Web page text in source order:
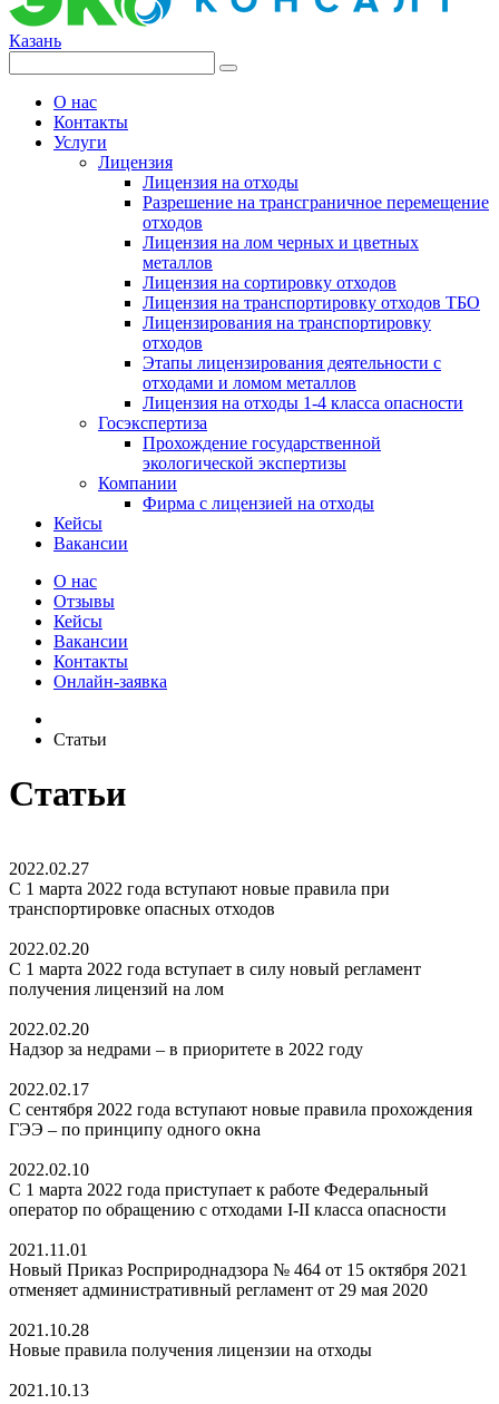
Казань
О нас
Контакты
Услуги
Лицензия
Лицензия на отходы
Разрешение на трансграничное перемещение
отходов
Лицензия на лом черных и цветных
металлов
Лицензия на сортировку отходов
Лицензия на транспортировку отходов ТБО
Лицензирования на транспортировку
отходов
Этапы лицензирования деятельности с
отходами и ломом металлов
Лицензия на отходы 1-4 класса опасности
Госэкспертиза
Прохождение государственной
экологической экспертизы
Компании
Фирма с лицензией на отходы
Кейсы
Вакансии
О нас
Отзывы
Кейсы
Вакансии
Контакты
Онлайн-заявка
Статьи
Статьи
2022.02.27
С 1 марта 2022 года вступают новые правила при
транспортировке опасных отходов
2022.02.20
С 1 марта 2022 года вступает в силу новый регламент
получения лицензий на лом
2022.02.20
Надзор за недрами – в приоритете в 2022 году
2022.02.17
С сентября 2022 года вступают новые правила прохождения
ГЭЭ – по принципу одного окна
2022.02.10
С 1 марта 2022 года приступает к работе Федеральный
оператор по обращению с отходами I-II класса опасности
2021.11.01
Новый Приказ Росприроднадзора № 464 от 15 октября 2021
отменяет административный регламент от 29 мая 2020
2021.10.28
Новые правила получения лицензии на отходы
2021.10.13